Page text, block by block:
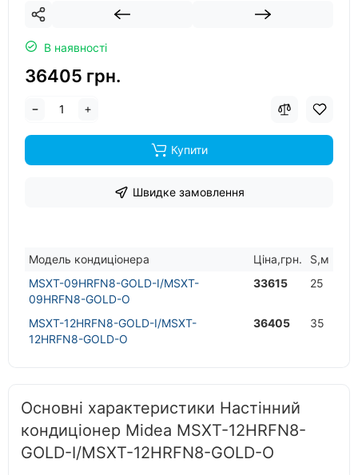
В наявності
36405 грн.
Купити
Швидке замовлення
Модель кондицiонера Цiна,грн.
S,м
MSXT-09HRFN8-GOLD-I/MSXT-
09HRFN8-GOLD-O
33615 25
MSXT-12HRFN8-GOLD-I/MSXT-
12HRFN8-GOLD-O
36405 35
Основні характеристики Настінний
кондиціонер Midea MSXT-12HRFN8-
GOLD-I/MSXT-12HRFN8-GOLD-O